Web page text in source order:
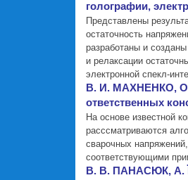
голографии,
Представлены
остаточность
разработаны и
и релаксации
электронной спекл-
В. И. МАХНЕНКО, О.
ответственных
На основе известной
расссматриваются
сварочных
соответствующими
В. В. ПАНАСЮК, А.